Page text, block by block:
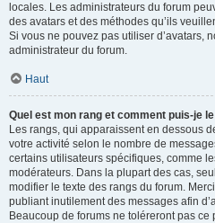
locales. Les administrateurs du forum
des avatars et des méthodes qu’ils
Si vous ne pouvez pas utiliser d’avatars,
administrateur du forum.
Haut
Quel est mon rang et comment puis-je
Les rangs, qui apparaissent en dessous
votre activité selon le nombre de
certains utilisateurs spécifiques, comme
modérateurs. Dans la plupart des cas,
modifier le texte des rangs du forum.
publiant inutilement des messages afin
Beaucoup de forums ne toléreront pas